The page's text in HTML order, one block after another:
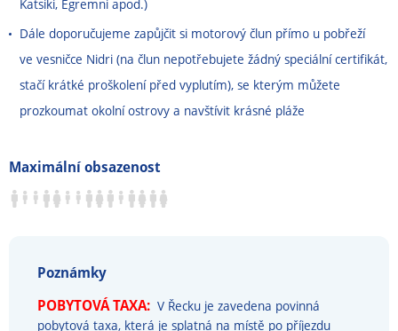
Katsiki, Egremni apod.)
Dále doporučujeme zapůjčit si motorový člun přímo u pobřeží
ve vesničce Nidri (na člun nepotřebujete žádný speciální certifikát,
stačí krátké proškolení před vyplutím), se kterým můžete
prozkoumat okolní ostrovy a navštívit krásné pláže
Maximální obsazenost
Poznámky
POBYTOVÁ TAXA: V Řecku je zavedena povinná
pobytová taxa, která je splatná na místě po příjezdu